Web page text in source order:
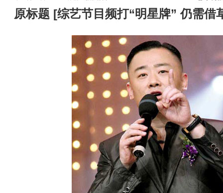
原标题 [综艺节目频打“明星牌” 仍需借